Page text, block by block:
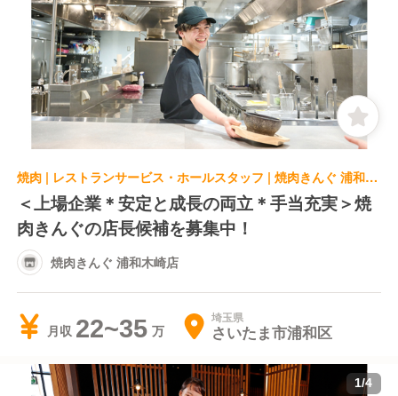
焼肉 | レストランサービス・ホールスタッフ | 焼肉きんぐ 浦和木崎店
＜上場企業＊安定と成長の両立＊手当充実＞焼
肉きんぐの店長候補を募集中！
焼肉きんぐ 浦和木崎店
月収 22~35 埼玉県
さいたま市浦和区
1/4